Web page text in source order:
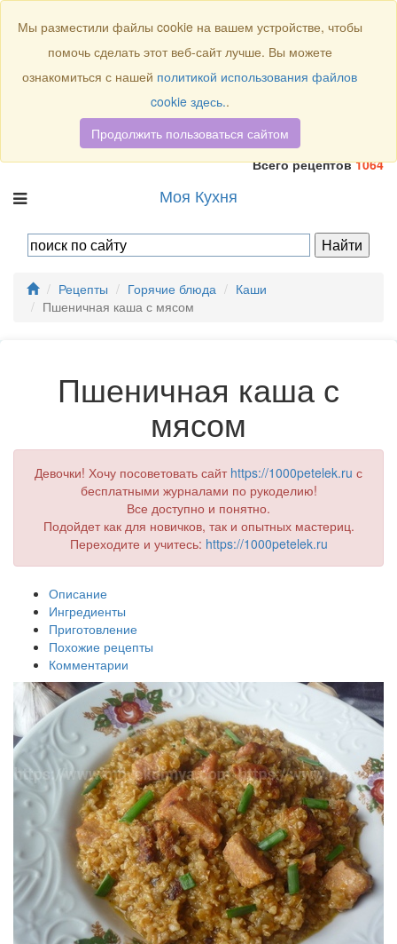
Всего рецептов1064
Моя Кухня
Рецепты Горячие блюда
Каши
Пшеничная каша с мясом
Пшеничная каша с
мясом
Девочки! Хочу посоветовать сайт https://1000petelek.ru с
бесплатными журналами по рукоделию!
Все доступно и понятно.
Подойдет как для новичков, так и опытных мастериц.
Переходите и учитесь: https://1000petelek.ru
Описание
Ингредиенты
Приготовление
Похожие рецепты
Комментарии
Мы разместили файлы cookie на вашем устройстве, чтобы
помочь сделать этот веб-сайт лучше. Вы можете
ознакомиться с нашей политикой использования файлов
cookie здесь..
Продолжить пользоваться сайтом